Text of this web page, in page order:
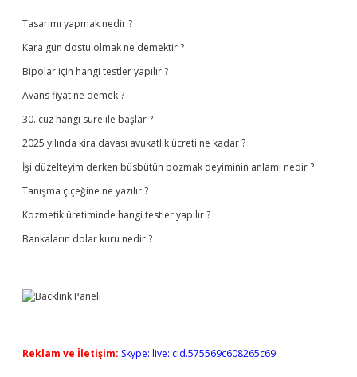
Tasarımı yapmak nedir ?
Kara gün dostu olmak ne demektir ?
Bipolar için hangi testler yapılır ?
Avans fiyat ne demek ?
30. cüz hangi sure ile başlar ?
2025 yılında kira davası avukatlık ücreti ne kadar ?
İşi düzelteyim derken büsbütün bozmak deyiminin anlamı nedir ?
Tanışma çiçeğine ne yazılır ?
Kozmetik üretiminde hangi testler yapılır ?
Bankaların dolar kuru nedir ?
Reklam ve İletişim: Skype: live:.cid.575569c608265c69